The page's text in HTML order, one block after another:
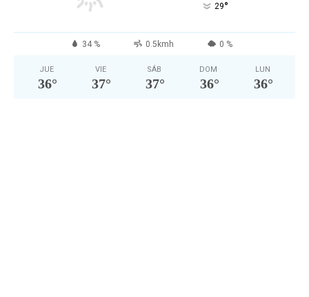
29°
34 % 0.5kmh 0 %
JUE
36°
VIE
37°
SÁB
37°
DOM
36°
LUN
36°